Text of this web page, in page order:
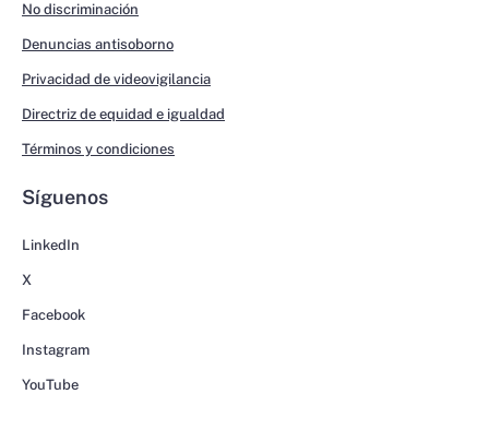
No discriminación
Denuncias antisoborno
Privacidad de videovigilancia
Directriz de equidad e igualdad
Términos y condiciones
Síguenos
LinkedIn
X
Facebook
Instagram
YouTube